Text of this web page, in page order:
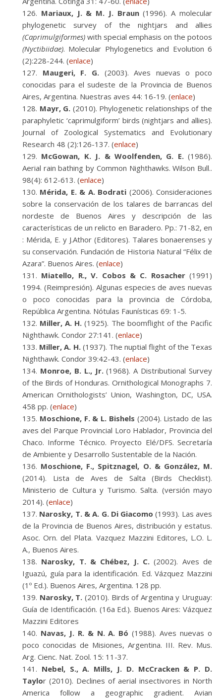
Mariaux, J. & M. J. Braun(1996). A molecular
phylogenetic survey of the nightjars and allies
(Caprimulgiformes) with special emphasis on the potoos
(Nyctibiidae). Molecular Phylogenetics and Evolution 6
(2):228-244. (enlace)
Maugeri, F. G.(2003). Aves nuevas o poco
conocidas para el sudeste de la Provincia de Buenos
Aires, Argentina. Nuestras aves 44: 16-19. (enlace)
Mayr, G. (2010). Phylogenetic relationships of the
paraphyletic ‘caprimulgiform’ birds (nightjars and allies).
Journal of Zoological Systematics and Evolutionary
Research 48 (2):126-137. (enlace)
McGowan, K. J. & Woolfenden, G. E.(1986).
Aerial rain bathing by Common Nighthawks. Wilson Bull..
98(4): 612-613. (enlace)
Mérida, E. & A. Bodrati (2006). Consideraciones
sobre la conservación de los talares de barrancas del
nordeste de Buenos Aires y descripción de las
características de un relicto en Baradero. Pp.: 71-82, en
: Mérida, E. y J.Athor (Editores). Talares bonaerenses y
su conservación. Fundación de Historia Natural “Félix de
Azara”. Buenos Aires. (enlace)
Miatello, R., V. Cobos & C. Rosacher(1991)
1994. (Reimpresión). Algunas especies de aves nuevas
o poco conocidas para la provincia de Córdoba,
República Argentina. Nótulas Faunísticas 69: 1-5.
Miller, A. H. (1925). The boomflight of the Pacific
Nighthawk. Condor 27:141. (enlace)
Miller, A. H.(1937). The nuptial flight of the Texas
Nighthawk. Condor 39:42-43. (enlace)
Monroe, B. L., Jr.(1968). A Distributional Survey
of the Birds of Honduras. Ornithological Monographs 7.
American Ornithologists’ Union, Washington, DC, USA.
458 pp. (enlace)
Moschione, F. & L. Bishels (2004). Listado de las
aves del Parque Provincial Loro Hablador, Provincia del
Chaco. Informe Técnico. Proyecto Elé/DFS. Secretaría
de Ambiente y Desarrollo Sustentable de la Nación.
Moschione, F., Spitznagel, O. & González, M.
(2014). Lista de Aves de Salta (Birds Checklist).
Ministerio de Cultura y Turismo. Salta. (versión mayo
2014). (enlace)
Narosky, T. & A. G. Di Giacomo (1993). Las aves
de la Provincia de Buenos Aires, distribución y estatus.
Asoc. Orn. del Plata. Vazquez Mazzini Editores, L.O. L.
A., Buenos Aires.
Narosky, T. & Chébez, J. C. (2002). Aves de
Iguazú, guía para la identificación. Ed. Vázquez Mazzini
(1º Ed.). Buenos Aires, Argentina. 128 pp.
Narosky, T. (2010). Birds of Argentina y Uruguay:
Guía de Identificación. (16a Ed.). Buenos Aires: Vázquez
Mazzini Editores
Navas, J. R. & N. A. Bó (1988). Aves nuevas o
poco conocidas de Misiones, Argentina. III. Rev. Mus.
Arg. Cienc. Nat. Zool. 15: 11-37.
Nebel, S., A. Mills, J. D. McCracken & P. D.
Taylor (2010). Declines of aerial insectivores in North
America follow a geographic gradient. Avian